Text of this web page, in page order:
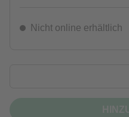
Nicht online erhältlich